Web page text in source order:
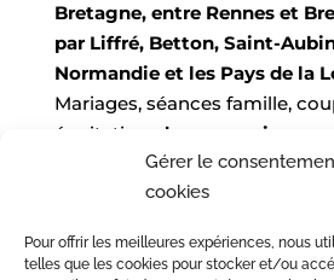
Gérer le
cookies
Pour offrir les meilleures expériences, nous
telles que les cookies pour stocker et/ou
Bretagne, entre Rennes et
par Liffré, Betton, Saint-
Normandie et les Pays de la
Mariages, séances famille,
équitation,
des souvenirs
lumineux et pleins d’amour.
Séances en bord de mer
📅Réservations ouvertes